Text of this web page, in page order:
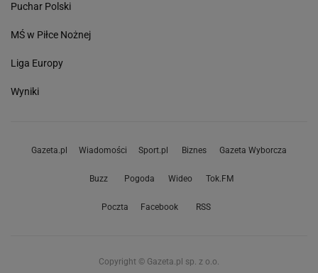
Puchar Polski
MŚ w Piłce Nożnej
Liga Europy
Wyniki
Gazeta.pl Wiadomości Sport.pl Biznes Gazeta Wyborcza
Buzz Pogoda Wideo Tok.FM
Poczta Facebook RSS
Copyright © Gazeta.pl sp. z o.o.